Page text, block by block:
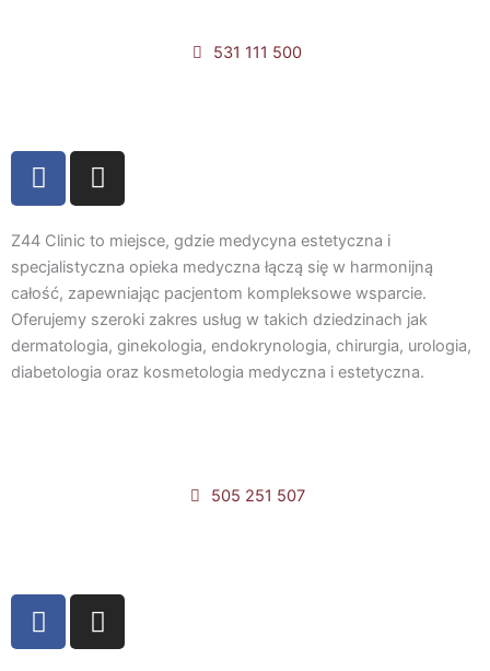
531 111 500
F
a
e
b
o
o
k
I
n
t
a
g
r
a
m
Z44 Clinic to miejsce, gdzie medycyna estetyczna i
specjalistyczna opieka medyczna łączą się w harmonijną
całość, zapewniając pacjentom kompleksowe wsparcie.
Oferujemy szeroki zakres usług w takich dziedzinach jak
dermatologia, ginekologia, endokrynologia, chirurgia, urologia,
diabetologia oraz kosmetologia medyczna i estetyczna.
505 251 507
F
a
I
n